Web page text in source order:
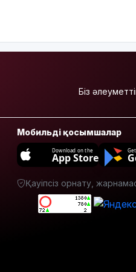
партиясы
беруді
ұсынды
«Қазақмыс»
Қазақстандағы
ең терең
оқпанының
Біз
Мобильді қосымшалар
Download on the
App Store
Қауіпсіз орнату,